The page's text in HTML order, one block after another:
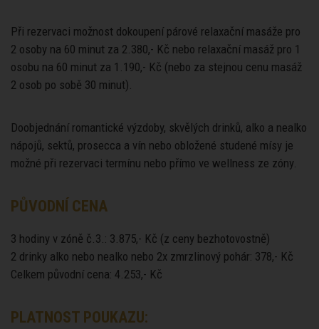
Při rezervaci možnost dokoupení párové relaxační masáže pro
2 osoby na 60 minut za 2.380,- Kč nebo relaxační masáž pro 1
osobu na 60 minut za 1.190,- Kč (nebo za stejnou cenu masáž
2 osob po sobě 30 minut).
Doobjednání romantické výzdoby, skvělých drinků, alko a nealko
nápojů, sektů, prosecca a vín nebo obložené studené mísy je
možné při rezervaci termínu nebo přímo ve wellness ze zóny.
PŮVODNÍ CENA
3 hodiny v zóně č.3.: 3.875,- Kč (z ceny bezhotovostně)
2 drinky alko nebo nealko nebo 2x zmrzlinový pohár: 378,- Kč
Celkem původní cena: 4.253,- Kč
PLATNOST POUKAZU: